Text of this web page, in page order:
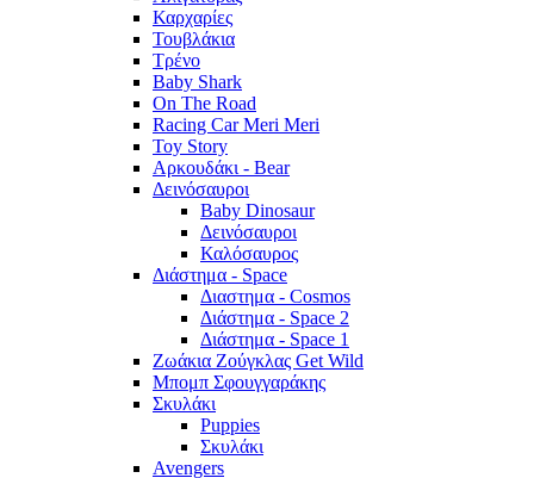
Καρχαρίες
Τουβλάκια
Τρένο
Baby Shark
On The Road
Racing Car Meri Meri
Toy Story
Αρκουδάκι - Bear
Δεινόσαυροι
Baby Dinosaur
Δεινόσαυροι
Καλόσαυρος
Διάστημα - Space
Διαστημα - Cosmos
Διάστημα - Space 2
Διάστημα - Space 1
Ζωάκια Ζούγκλας Get Wild
Μπομπ Σφουγγαράκης
Σκυλάκι
Puppies
Σκυλάκι
Avengers